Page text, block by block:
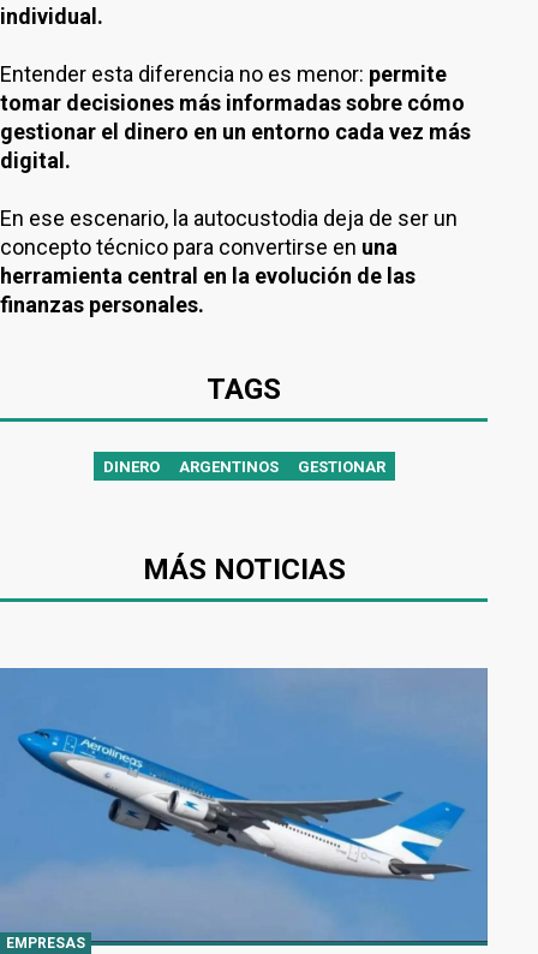
individual.
Entender esta diferencia no es menor: permite
tomar decisiones más informadas sobre cómo
gestionar el dinero en un entorno cada vez más
digital.
En ese escenario, la autocustodia deja de ser un
concepto técnico para convertirse en una
herramienta central en la evolución de las
finanzas personales.
TAGS
DINERO ARGENTINOS GESTIONAR
MÁS NOTICIAS
EMPRESAS